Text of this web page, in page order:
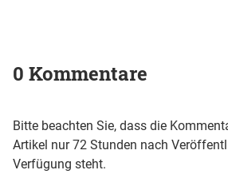
0 Kommentare
Bitte beachten Sie, dass die
Artikel nur 72 Stunden nach
Verfügung steht.